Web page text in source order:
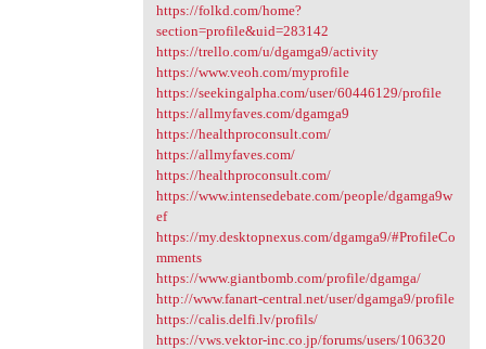
https://folkd.com/home?
section=profile&uid=283142
https://trello.com/u/dgamga9/activity
https://www.veoh.com/myprofile
https://seekingalpha.com/user/60446129/profile
https://allmyfaves.com/dgamga9
https://healthproconsult.com/
https://allmyfaves.com/
https://healthproconsult.com/
https://www.intensedebate.com/people/dgamga9w
ef
https://my.desktopnexus.com/dgamga9/#ProfileCo
mments
https://www.giantbomb.com/profile/dgamga/
http://www.fanart-central.net/user/dgamga9/profile
https://calis.delfi.lv/profils/
https://vws.vektor-inc.co.jp/forums/users/106320